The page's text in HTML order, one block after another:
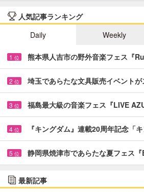
人気記事ランキング
Daily
Weekly
1 位 熊本県人吉市の野外音楽フェス『
2 位 埼玉であらたな文具販売イベント
3 位 福島最大級の音楽フェス『LIVE
4 位 『キングダム』連載20周年記念「
5 位 静岡県焼津市であらたな夏フェス
最新記事